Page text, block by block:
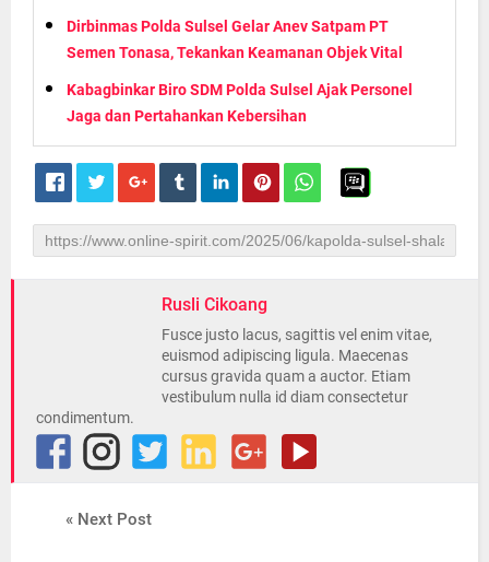
Dirbinmas Polda Sulsel Gelar Anev Satpam PT
Semen Tonasa, Tekankan Keamanan Objek Vital
Kabagbinkar Biro SDM Polda Sulsel Ajak Personel
Jaga dan Pertahankan Kebersihan
Rusli Cikoang
Fusce justo lacus, sagittis vel enim vitae,
euismod adipiscing ligula. Maecenas
cursus gravida quam a auctor. Etiam
vestibulum nulla id diam consectetur
condimentum.
« Next Post